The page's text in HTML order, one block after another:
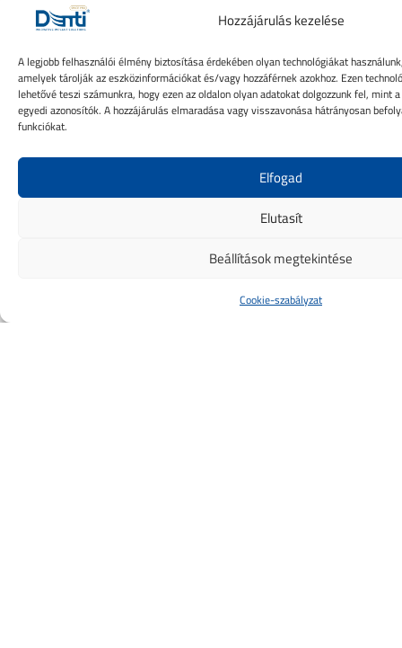
Hozzájárulás kezelése
A legjobb felhasználói élmény biztosítása érdekében olyan technológiákat
amelyek tárolják az eszközinformációkat és/vagy hozzáférnek azokhoz. Ezen
lehetővé teszi számunkra, hogy ezen az oldalon olyan adatokat dolgozzunk fel, mint
egyedi azonosítók. A hozzájárulás elmaradása vagy visszavonása hátrányosan
funkciókat.
Elfogad
Elutasít
Beállítások megtekintése
Cookie-szabályzat
Hitvallásunk